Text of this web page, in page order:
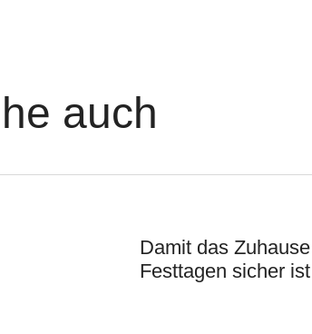
auch
Damit das
Festtagen sicher ist